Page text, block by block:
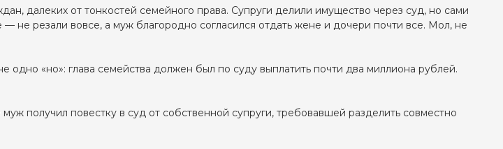
далеких от тонкостей семейного права. Супруги делили имущество через суд, но сами
не резали вовсе, а муж благородно согласился отдать жене и дочери почти все. Мол, не
«но»: глава семейства должен был по суду выплатить почти два миллиона рублей.
получил повестку в суд от собственной супруги, требовавшей разделить совместно